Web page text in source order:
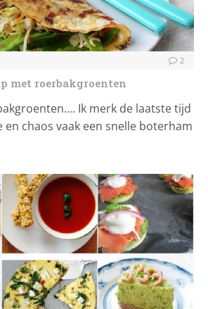
2
met roerbakgroenten
Ik merk de laatste tijd
chaos vaak een snelle boterham